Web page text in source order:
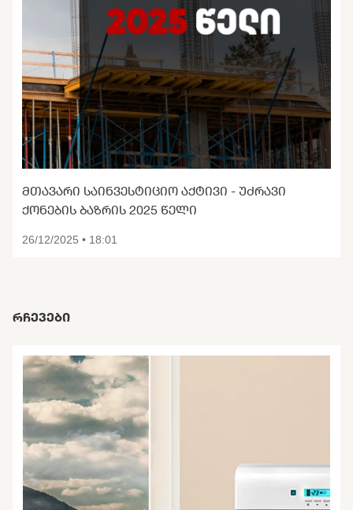
ᲛᲗᲐᲕᲐᲠᲘ ᲡᲐᲘᲜᲕᲔᲡᲢᲘᲪᲘᲝ ᲐᲥᲢᲘᲕᲘ - ᲣᲫᲠᲐᲕᲘ
ᲥᲝᲜᲔᲑᲘᲡ ᲑᲐᲖᲠᲘᲡ 2025 ᲬᲔᲚᲘ
26/12/2025 • 18:01
ᲠᲩᲔᲕᲔᲑᲘ